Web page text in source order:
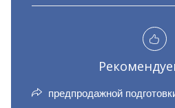
предпродажной